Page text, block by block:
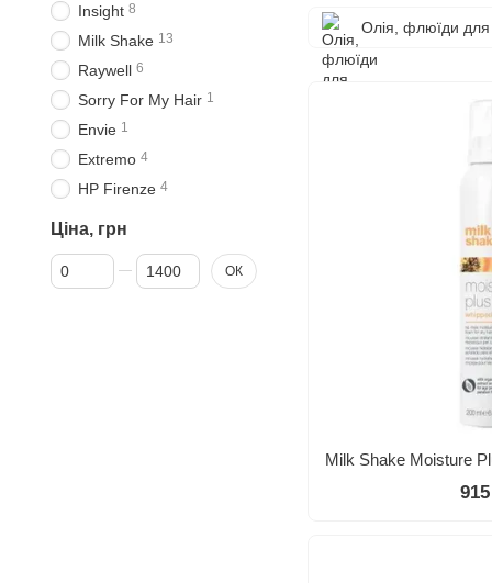
Олія, флюїди для
Insight 8
Milk Shake 13
Raywell 6
Sorry For My Hair 1
Envie 1
Extremo 4
HP Firenze 4
Ціна, грн
Від Ціна, грн
До Ціна, грн ОК